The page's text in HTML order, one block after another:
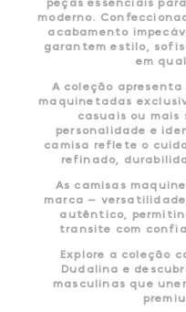
moderno.
acabamento
garantem estilo,
em
A coleção
maquinetadas
casuais ou
personalidade e
camisa reflete o
refinado,
As camisas
marca —
autêntico,
transite com
Explore a coleção
Dudalina e
masculinas que